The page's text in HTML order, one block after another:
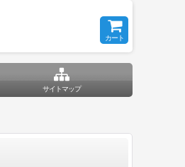
カート
サイトマップ